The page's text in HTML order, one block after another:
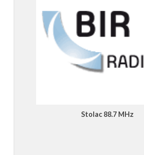
Stolac 88.7 MHz